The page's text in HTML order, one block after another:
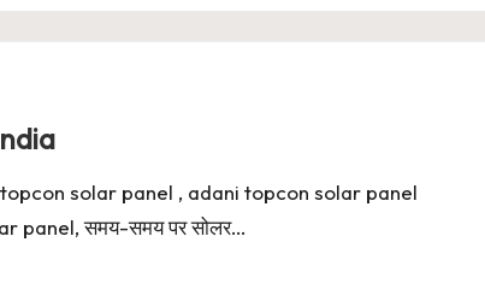
solar panel , adani topcon solar panel
panel, समय-समय पर सोलर…